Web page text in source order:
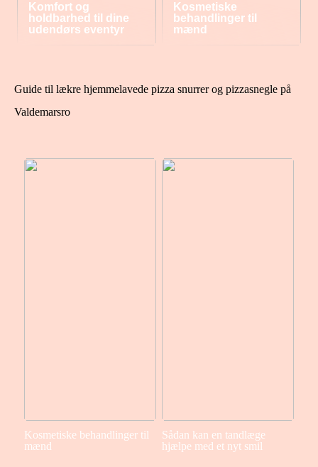
Komfort og
holdbarhed til dine
udendørs eventyr
Kosmetiske
behandlinger til
mænd
Guide til lækre hjemmelavede pizza snurrer og pizzasnegle på
Valdemarsro
Kosmetiske behandlinger til
mænd
Sådan kan en tandlæge
hjælpe med et nyt smil